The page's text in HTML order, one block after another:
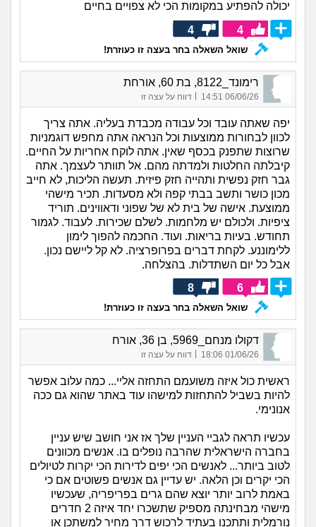
יכולה להפתיע במקומות הכי לא צפויים בחיים
4
4
שואל השאלה בחר בעצה זו כעוזרת!
רימונד_8122, בת 60, אורחת
06/06/26 14:51
| דווח על עצה זו
יפה שאתה עובד וכל עבודה מכבדת בעליה. אתה צריך
לכוון לבחורות ממוצעות וכל הנראה אתה מחפש דוגמניות
שרוצות שתפנק בכסף שאין. אתה לוקח אחריות על החיים.
קיבלתה החלטות ולמדתה מהם. אל תוותר לעצמך. אתה
גבר חזק נפשית ותהייה חזק פיזית. תעשה הליכות, לא חייב
מכון כושר ותשב בבתי קפה ולא מסעדות. תכיר מישהי
ממוצעת. אישה של בית לא של שפוני ודאווינים. תוריד
ציפיות. ולכולם יש מלחמות. לשלם שכירות. לעבוד. לגמור
תחודש. בעיות בריאות. ועוד. החכמה להפוך לימון
ללימוננע. לקחת דברים בפרופרציה. לא קל ליישם נכון.
אבל כל יום השתדלות. בהצלחה.
6
8
שואל השאלה בחר בעצה זו כעוזרת!
דקולו מנחם_5969, בן 36, אורח
01/06/26 18:06
| דווח על עצה זו
ראשית כול איזה משועמם התחזה אליי... כמה עלוב אפשר
להיות בשביל להתחזות למישהו עוד באתר שהוא גם ככה
אנונימי.
עכשיו תראה לגביי העניין שלך אז אני חושב שיש עניין
בחברה הישראלית שהרבה נופלים בו. אנשים מכוונים
לטוב ביותר... לאנשים הכי יפים לדירות הכי יקרות לטיולים
הכי יקרים וכן הלאה. יש עדיין גם אנשים פשוטים אם כי
באמת לרוב יותר יוצא שהם גרים בפריפריה, שעכשיו
מישהי מבחינתה מספיק שתשכרו יחד איזה 2 חדרים
נורמלית ותתכנו בעתיד לרכוש דרך מחיר למשתכן או